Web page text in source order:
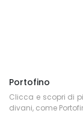
Portofino
Clicca e scopri di
divani, come